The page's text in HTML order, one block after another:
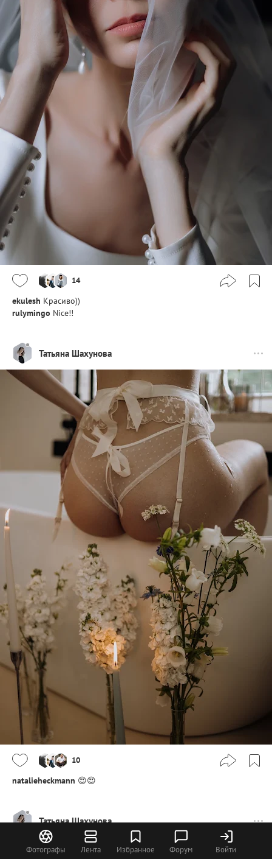
Фотографы Лента Избранное Форум Войти
14
ekulesh Красиво))
rulymingo Nice!!
Татьяна Шахунова
10
natalieheckmann 😍😍
Татьяна Шахунова